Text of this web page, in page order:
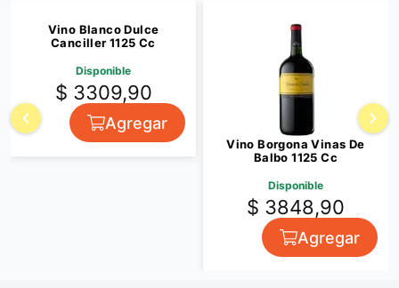
Vino Blanco Dulce
Canciller 1125 Cc
Disponible
$ 3309,90
Agregar
Vino Borgona Vinas De
Balbo 1125 Cc
Disponible
$ 3848,90
Agregar